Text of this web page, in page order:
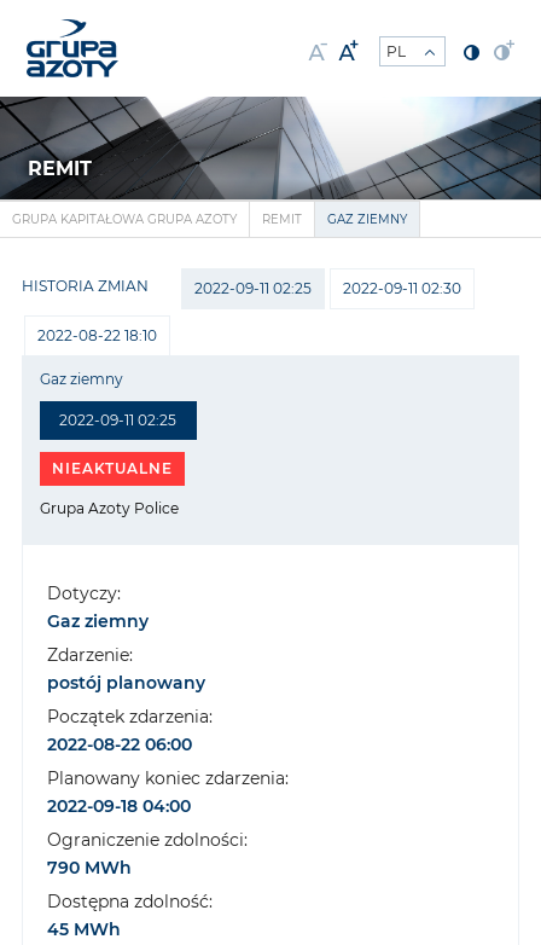
REMIT
GRUPA KAPITAŁOWA GRUPA AZOTY REMIT GAZ ZIEMNY
HISTORIA ZMIAN 2022-09-11 02:25 2022-09-11 02:30
2022-08-22 18:10
2022-09-11 02:25
Gaz ziemny
NIEAKTUALNE
Grupa Azoty Police
Dotyczy:
Gaz ziemny
Zdarzenie:
postój planowany
Początek zdarzenia:
2022-08-22 06:00
Planowany koniec zdarzenia:
2022-09-18 04:00
Ograniczenie zdolności:
790 MWh
Dostępna zdolność:
45 MWh